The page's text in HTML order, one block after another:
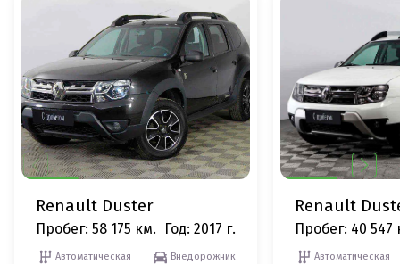
Renault Duster
Пробег: 58 175 км. Год: 2017 г.
Автоматическая
Внедорожник
Renault
Пробег: 40 547
Автоматическая